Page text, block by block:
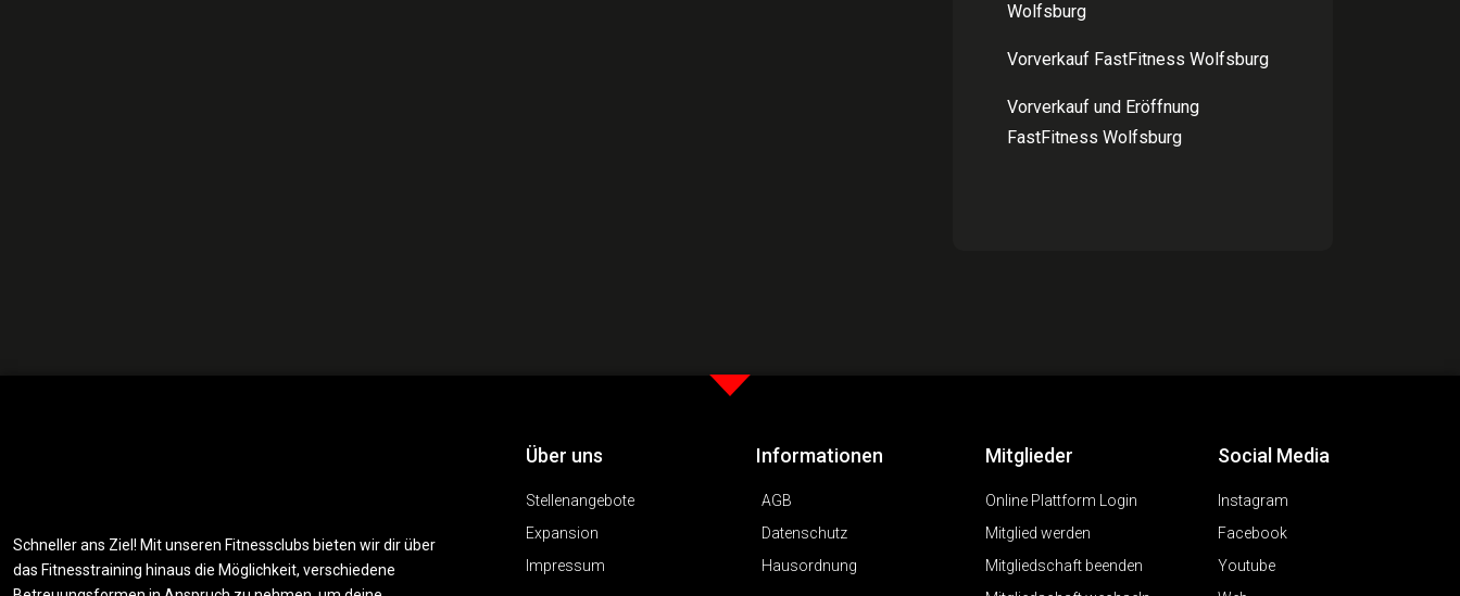
Wolfsburg
Vorverkauf FastFitness Wolfsburg
Vorverkauf und Eröffnung
FastFitness Wolfsburg
Schneller ans Ziel! Mit unseren Fitnessclubs bieten wir dir über
das Fitnesstraining hinaus die Möglichkeit, verschiedene
Über uns
Stellenangebote
Expansion
Impressum
Informationen
AGB
Datenschutz
Hausordnung
Mitglieder
Online Plattform Login
Mitglied werden
Mitgliedschaft beenden
Social Media
Instagram
Facebook
Youtube